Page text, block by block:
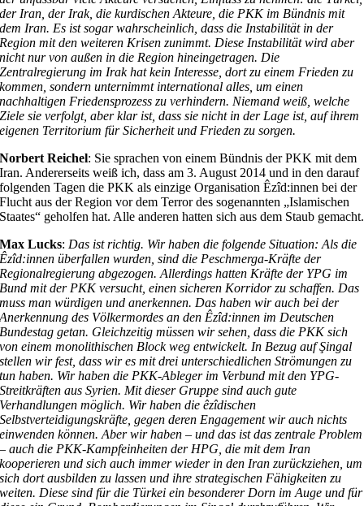
der Iran, der Irak, die kurdischen Akteure, die PKK im Bündnis mit
dem Iran. Es ist sogar wahrscheinlich, dass die Instabilität in der
Region mit den weiteren Krisen zunimmt. Diese Instabilität wird aber
nicht nur von außen in die Region hineingetragen. Die
Zentralregierung im Irak hat kein Interesse, dort zu einem Frieden zu
kommen, sondern unternimmt international alles, um einen
nachhaltigen Friedensprozess zu verhindern. Niemand weiß, welche
Ziele sie verfolgt, aber klar ist, dass sie nicht in der Lage ist, auf ihrem
eigenen Territorium für Sicherheit und Frieden zu sorgen.
Norbert Reichel: Sie sprachen von einem Bündnis der PKK mit dem
Iran. Andererseits weiß ich, dass am 3. August 2014 und in den darauf
folgenden Tagen die PKK als einzige Organisation Êzîd:innen bei der
Flucht aus der Region vor dem Terror des sogenannten „Islamischen
Staates“ geholfen hat. Alle anderen hatten sich aus dem Staub gemacht.
Max Lucks: Das ist richtig. Wir haben die folgende Situation: Als die
Êzîd:innen überfallen wurden, sind die Peschmerga-Kräfte der
Regionalregierung abgezogen. Allerdings hatten Kräfte der YPG im
Bund mit der PKK versucht, einen sicheren Korridor zu schaffen. Das
muss man würdigen und anerkennen. Das haben wir auch bei der
Anerkennung des Völkermordes an den Êzîd:innen im Deutschen
Bundestag getan. Gleichzeitig müssen wir sehen, dass die PKK sich
von einem monolithischen Block weg entwickelt. In Bezug auf Şingal
stellen wir fest, dass wir es mit drei unterschiedlichen Strömungen zu
tun haben. Wir haben die PKK-Ableger im Verbund mit den YPG-
Streitkräften aus Syrien. Mit dieser Gruppe sind auch gute
Verhandlungen möglich. Wir haben die êzîdischen
Selbstverteidigungskräfte, gegen deren Engagement wir auch nichts
einwenden können. Aber wir haben – und das ist das zentrale Problem
– auch die PKK-Kampfeinheiten der HPG, die mit dem Iran
kooperieren und sich auch immer wieder in den Iran zurückziehen, um
sich dort ausbilden zu lassen und ihre strategischen Fähigkeiten zu
weiten. Diese sind für die Türkei ein besonderer Dorn im Auge und für